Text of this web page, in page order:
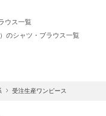
ウス一覧
のシャツ・ブラウス一覧
ャツ・ブラウス一覧
受注生産ワンピース